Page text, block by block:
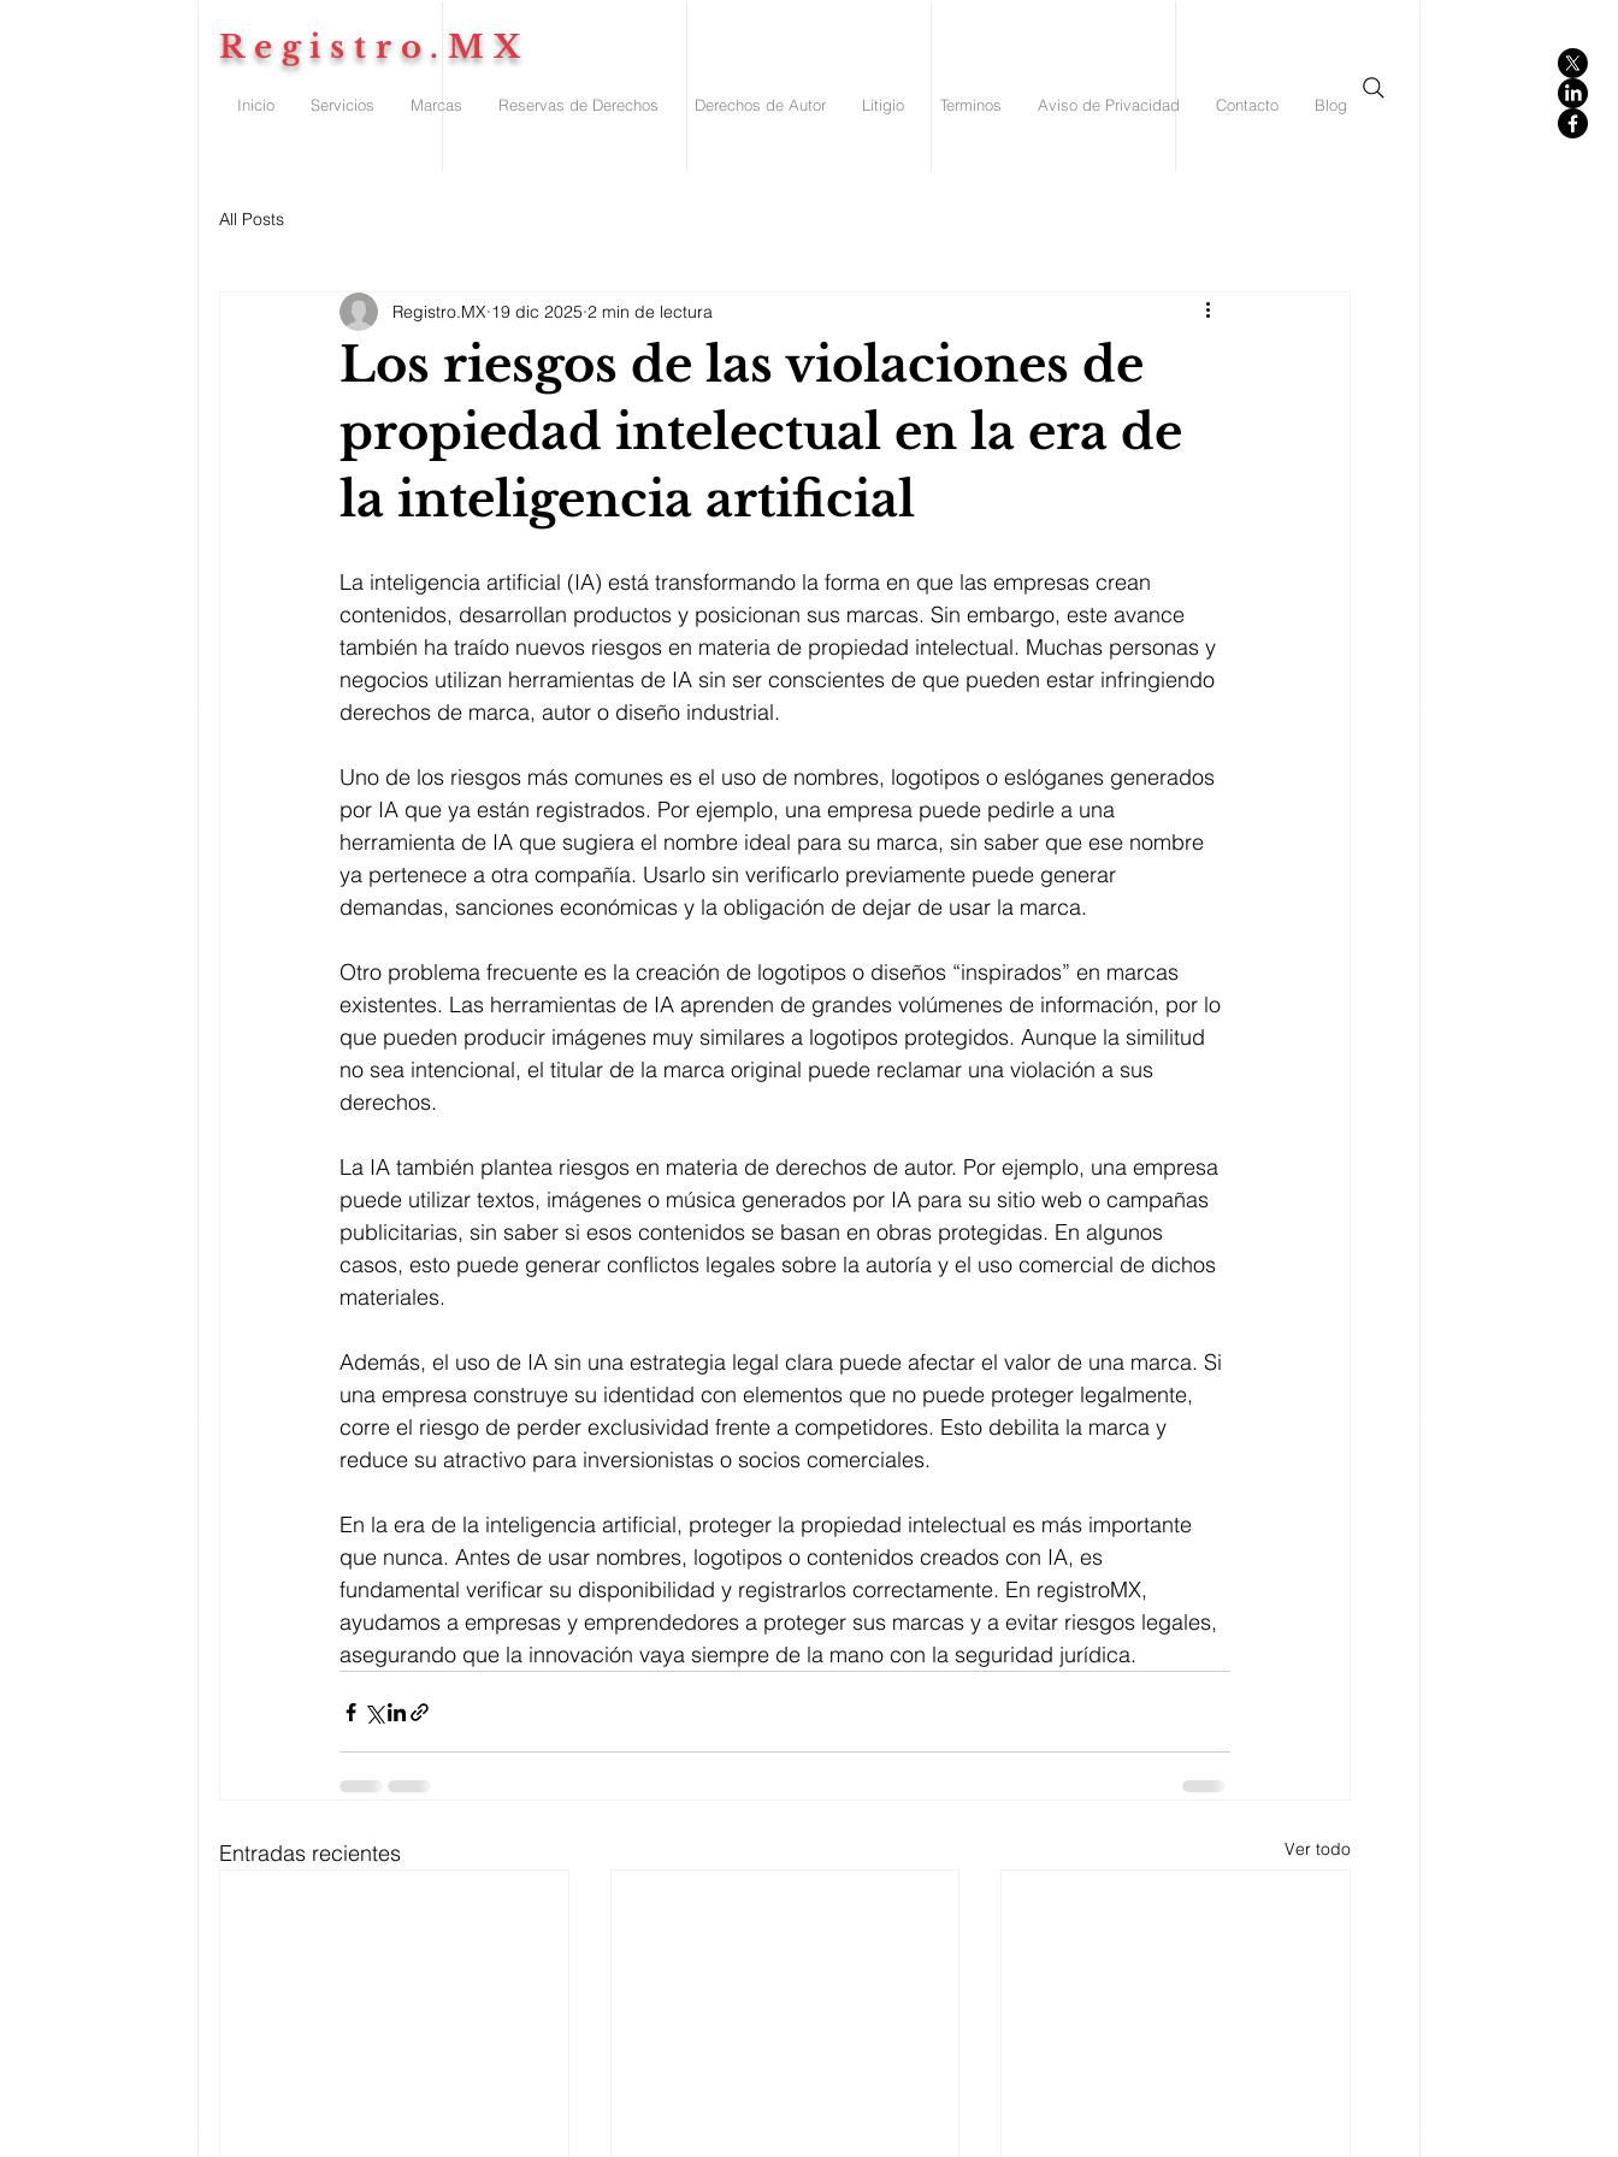
Registro.MX
Inicio Servicios Marcas Reservas de Derechos Derechos de Autor Litigio Terminos Aviso de Privacidad Contacto Blog
All Posts
Los riesgos de las violaciones de
propiedad intelectual en la era de
la inteligencia artificial
Registro.MX 19 dic 2025 2 min de lectura
La inteligencia artificial (IA) está transformando la forma en que las empresas crean
contenidos, desarrollan productos y posicionan sus marcas. Sin embargo, este avance
también ha traído nuevos riesgos en materia de propiedad intelectual. Muchas personas y
negocios utilizan herramientas de IA sin ser conscientes de que pueden estar infringiendo
derechos de marca, autor o diseño industrial.
Uno de los riesgos más comunes es el uso de nombres, logotipos o eslóganes generados
por IA que ya están registrados. Por ejemplo, una empresa puede pedirle a una
herramienta de IA que sugiera el nombre ideal para su marca, sin saber que ese nombre
ya pertenece a otra compañía. Usarlo sin verificarlo previamente puede generar
demandas, sanciones económicas y la obligación de dejar de usar la marca.
Otro problema frecuente es la creación de logotipos o diseños “inspirados” en marcas
existentes. Las herramientas de IA aprenden de grandes volúmenes de información, por lo
que pueden producir imágenes muy similares a logotipos protegidos. Aunque la similitud
no sea intencional, el titular de la marca original puede reclamar una violación a sus
derechos.
La IA también plantea riesgos en materia de derechos de autor. Por ejemplo, una empresa
puede utilizar textos, imágenes o música generados por IA para su sitio web o campañas
publicitarias, sin saber si esos contenidos se basan en obras protegidas. En algunos
casos, esto puede generar conflictos legales sobre la autoría y el uso comercial de dichos
materiales.
Además, el uso de IA sin una estrategia legal clara puede afectar el valor de una marca. Si
una empresa construye su identidad con elementos que no puede proteger legalmente,
corre el riesgo de perder exclusividad frente a competidores. Esto debilita la marca y
reduce su atractivo para inversionistas o socios comerciales.
En la era de la inteligencia artificial, proteger la propiedad intelectual es más importante
que nunca. Antes de usar nombres, logotipos o contenidos creados con IA, es
fundamental verificar su disponibilidad y registrarlos correctamente. En registroMX,
ayudamos a empresas y emprendedores a proteger sus marcas y a evitar riesgos legales,
asegurando que la innovación vaya siempre de la mano con la seguridad jurídica.
Entradas recientes Ver todo